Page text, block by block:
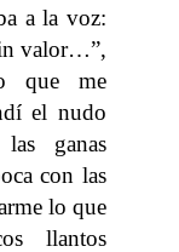
a la voz:
valor…”,
que me
el nudo
ganas
con las
lo que
llantos